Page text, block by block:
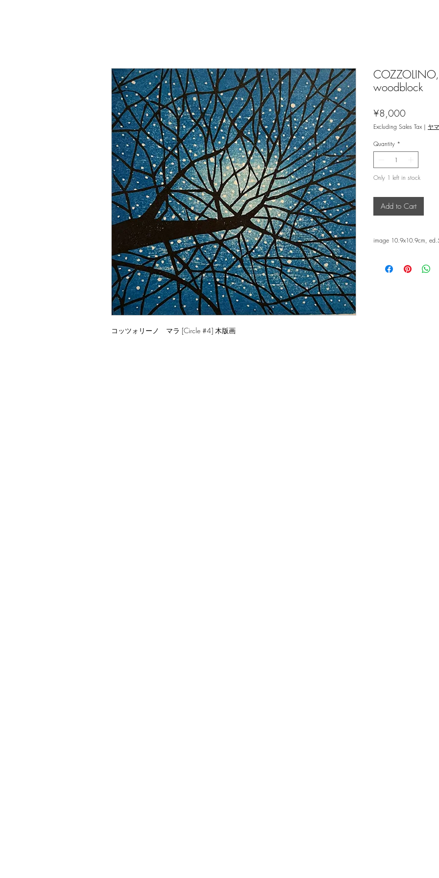
コッツォリーノ マラ [Circle #4] 木版画
woodblock
¥8,000
Excluding Sales Tax | ヤ
Quantity *
Only 1 left in stock
Add to Cart
image 10.9x10.9cm,